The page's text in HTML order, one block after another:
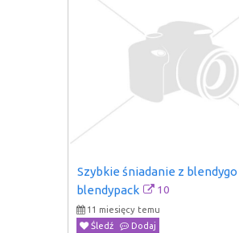
Szybkie śniadanie z blendygo
blendypack
10
11 miesięcy temu
Śledź
Dodaj